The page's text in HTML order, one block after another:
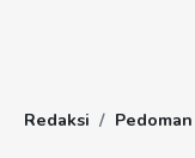
Redaksi